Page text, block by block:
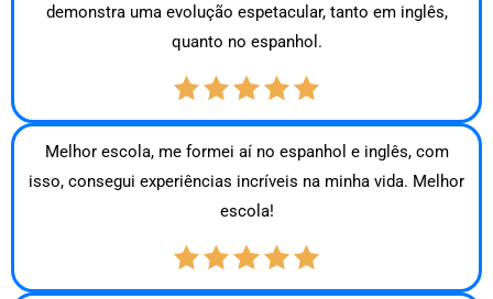
demonstra uma evolução espetacular, tanto em inglês,
quanto no espanhol.
Melhor escola, me formei aí no espanhol e inglês, com
isso, consegui experiências incríveis na minha vida. Melhor
escola!